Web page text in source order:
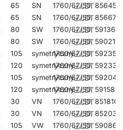
65 SN 1760/67/50 856457
65 SN 1760/67/50 856679
80 SW 1760/67/50 591365
80 SW 1760/67/50 590214
105 symetryczny
1760/67/50 592355
120 symetryczny
1760/67/50 592331
105 symetryczny
1760/67/50 592041
120 symetryczny
1760/67/50 591587
30 VN 1760/67/50 851810
30 VN 1760/67/50 852039
105 VW 1760/67/50 590863